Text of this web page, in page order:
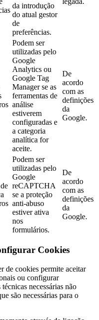
da introdução
do atual gestor
de
preferências.
Podem ser
utilizadas pelo
Google
Analytics ou
Google Tag
Manager se as
ferramentas de
análise
estiverem
configuradas e
a categoria
analítica for
aceite.
De
acordo
com as
definições
da
Google.
Podem ser
utilizadas pelo
Google
reCAPTCHA
se a proteção
anti-abuso
estiver ativa
nos
formulários.
De
acordo
com as
definições
da
Google.
Cookies
de cookies permite aceitar
ou configurar
necessárias não
são necessárias para o